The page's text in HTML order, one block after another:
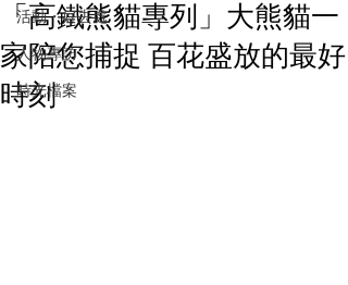
活動・好去處
人物專訪
時光檔案
「高鐵熊貓專列」大熊貓一
家陪您捕捉 百花盛放的最好
時刻